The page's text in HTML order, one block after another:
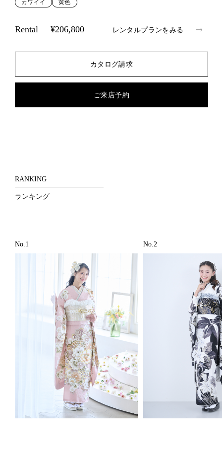
カワイイ 黄色
Rental ¥206,800 レンタルプランをみる
カタログ請求
ご来店予約
RANKING
ランキング
No.1 No.2